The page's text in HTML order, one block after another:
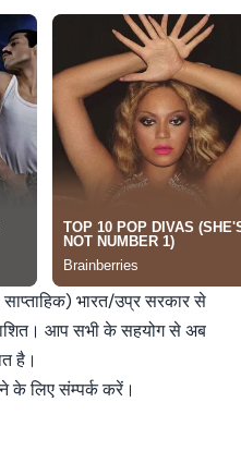
साप्ताहिक) भारत/उप्र सरकार से
आप सभी के सहयोग से अब
है।
के लिए संम्पर्क करें।